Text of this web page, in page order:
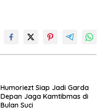
Humoriezt Siap Jadi Garda
Depan Jaga Kamtibmas di
Bulan Suci